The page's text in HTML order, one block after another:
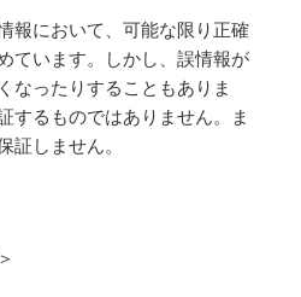
報において、可能な限り正確
ています。しかし、誤情報が
なったりすることもありま
するものではありません。ま
証しません。